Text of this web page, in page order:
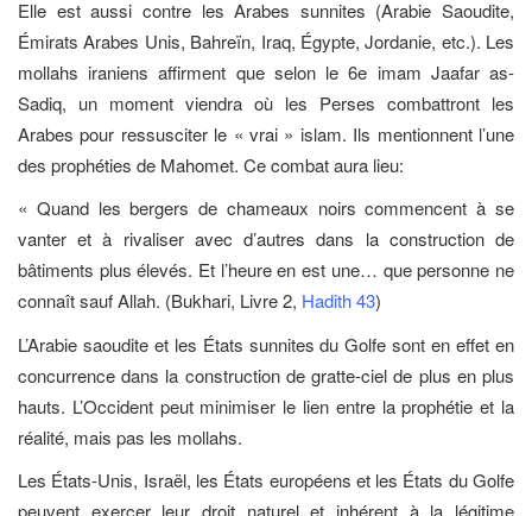
Elle est aussi contre les Arabes sunnites (Arabie Saoudite,
Émirats Arabes Unis, Bahreïn, Iraq, Égypte, Jordanie, etc.). Les
mollahs iraniens affirment que selon le 6e imam Jaafar as-
Sadiq, un moment viendra où les Perses combattront les
Arabes pour ressusciter le « vrai » islam. Ils mentionnent l’une
des prophéties de Mahomet. Ce combat aura lieu:
« Quand les bergers de chameaux noirs commencent à se
vanter et à rivaliser avec d’autres dans la construction de
bâtiments plus élevés. Et l’heure en est une… que personne ne
connaît sauf Allah. (Bukhari, Livre 2, Hadith 43)
L’Arabie saoudite et les États sunnites du Golfe sont en effet en
concurrence dans la construction de gratte-ciel de plus en plus
hauts. L’Occident peut minimiser le lien entre la prophétie et la
réalité, mais pas les mollahs.
Les États-Unis, Israël, les États européens et les États du Golfe
peuvent exercer leur droit naturel et inhérent à la légitime